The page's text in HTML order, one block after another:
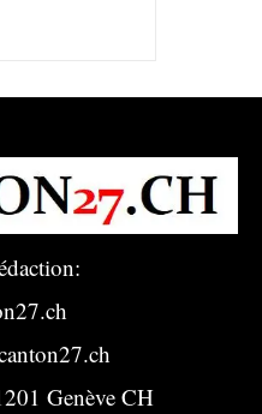
Genève CH